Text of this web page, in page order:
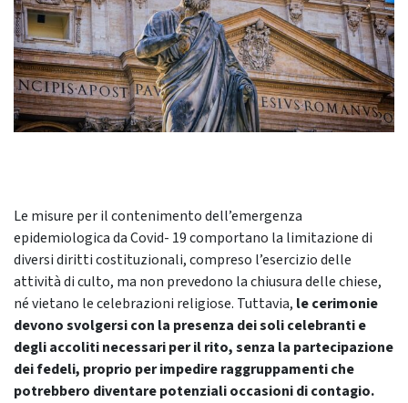
Le misure per il contenimento dell’emergenza
epidemiologica da Covid- 19 comportano la limitazione di
diversi diritti costituzionali, compreso l’esercizio delle
attività di culto, ma non prevedono la chiusura delle chiese,
né vietano le celebrazioni religiose. Tuttavia, le cerimonie
devono svolgersi con la presenza dei soli celebranti e
degli accoliti necessari per il rito, senza la partecipazione
dei fedeli, proprio per impedire raggruppamenti che
potrebbero diventare potenziali occasioni di contagio.